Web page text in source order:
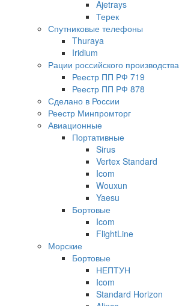
Ajetrays
Терек
Спутниковые телефоны
Thuraya
Iridium
Рации российского производства
Реестр ПП РФ 719
Реестр ПП РФ 878
Сделано в России
Реестр Минпромторг
Авиационные
Портативные
Sirus
Vertex Standard
Icom
Wouxun
Yaesu
Бортовые
Icom
FlightLine
Морские
Бортовые
НЕПТУН
Icom
Standard Horizon